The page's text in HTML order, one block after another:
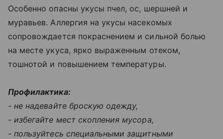
Особенно опасны укусы пчел, ос, шершней и
муравьев. Аллергия на укусы насекомых
сопровождается покраснением и сильной болью
на месте укуса, ярко выраженным отеком,
тошнотой и повышением температуры.
Профилактика:
- не надевайте броскую одежду,
- избегайте мест скопления мусора,
- пользуйтесь специальными защитными